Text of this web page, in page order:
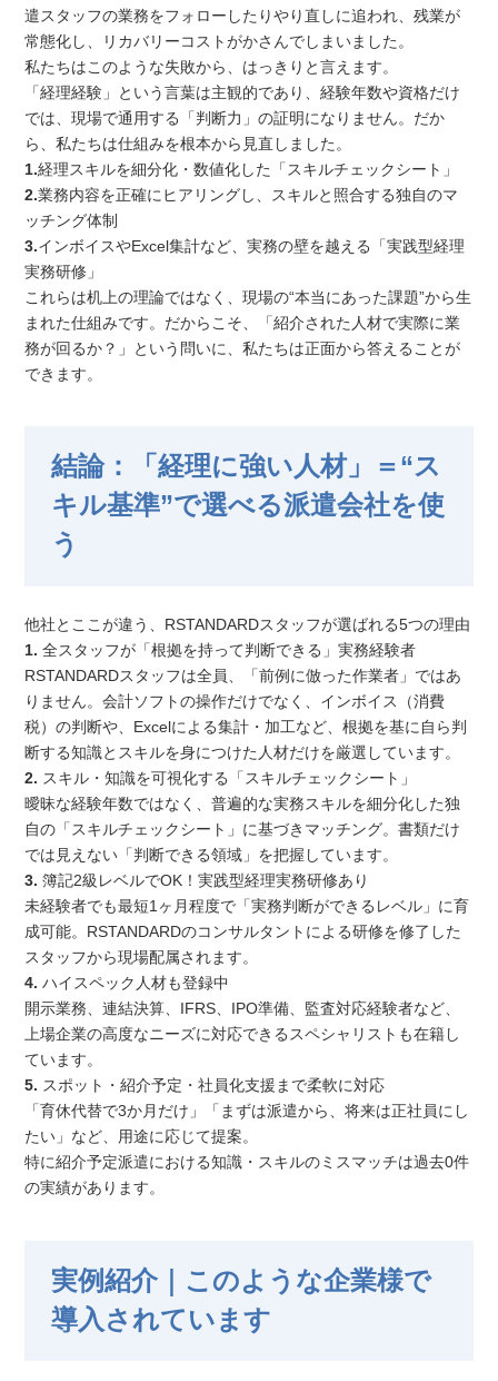
遣スタッフの業務をフォローしたりやり直しに追われ、残業が
常態化し、リカバリーコストがかさんでしまいました。
私たちはこのような失敗から、はっきりと言えます。
「経理経験」という言葉は主観的であり、経験年数や資格だけ
では、現場で通用する「判断力」の証明になりません。だか
ら、私たちは仕組みを根本から見直しました。
1.経理スキルを細分化・数値化した「スキルチェックシート」
2.業務内容を正確にヒアリングし、スキルと照合する独自のマ
ッチング体制
3.インボイスやExcel集計など、実務の壁を越える「実践型経理
実務研修」
これらは机上の理論ではなく、現場の“本当にあった課題”から生
まれた仕組みです。だからこそ、「紹介された人材で実際に業
務が回るか？」という問いに、私たちは正面から答えることが
できます。
結論：「経理に強い人材」＝“ス
キル基準”で選べる派遣会社を使
う
他社とここが違う、RSTANDARDスタッフが選ばれる5つの理由
1. 全スタッフが「根拠を持って判断できる」実務経験者
RSTANDARDスタッフは全員、「前例に倣った作業者」ではあ
りません。会計ソフトの操作だけでなく、インボイス（消費
税）の判断や、Excelによる集計・加工など、根拠を基に自ら判
断する知識とスキルを身につけた人材だけを厳選しています。
2. スキル・知識を可視化する「スキルチェックシート」
曖昧な経験年数ではなく、普遍的な実務スキルを細分化した独
自の「スキルチェックシート」に基づきマッチング。書類だけ
では見えない「判断できる領域」を把握しています。
3. 簿記2級レベルでOK！実践型経理実務研修あり
未経験者でも最短1ヶ月程度で「実務判断ができるレベル」に育
成可能。RSTANDARDのコンサルタントによる研修を修了した
スタッフから現場配属されます。
4. ハイスペック人材も登録中
開示業務、連結決算、IFRS、IPO準備、監査対応経験者など、
上場企業の高度なニーズに対応できるスペシャリストも在籍し
ています。
5. スポット・紹介予定・社員化支援まで柔軟に対応
「育休代替で3か月だけ」「まずは派遣から、将来は正社員にし
たい」など、用途に応じて提案。
特に紹介予定派遣における知識・スキルのミスマッチは過去0件
の実績があります。
実例紹介｜このような企業様で
導入されています